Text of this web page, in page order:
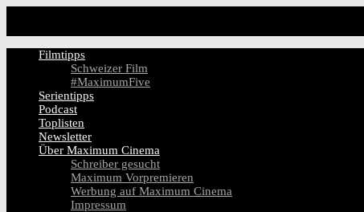
Filmtipps
Schweizer Film
#MaximumFive
Serientipps
Podcast
Toplisten
Newsletter
Über Maximum Cinema
Schreiber gesucht
Maximum Vorpremieren
Werbung auf Maximum Cinema
Impressum